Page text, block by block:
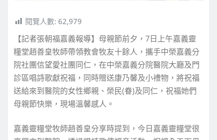
閱覽人數: 62,979
【記者張朝福嘉義報導】母親節前夕，7日上午嘉義靈
糧堂趙善皇牧師帶領教會牧友十餘人，攜手中榮嘉義分
院社團信望愛社團同仁，在中榮嘉義分院醫院大廳及門
診區唱詩歌獻祝福，同時贈送康乃馨及小禮物，將祝福
送給來到醫院的女性鄉親、榮民(眷)及同仁，祝福她們
母親節快樂，現場溫馨感人。
嘉義靈糧堂牧師趙善皇分享時提到，今日嘉義靈糧堂很